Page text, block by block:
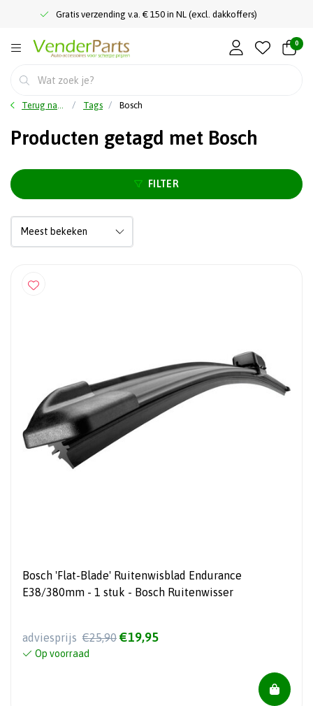
Gratis verzending v.a. € 150 in NL (excl. dakkoffers)
0
Terug naar home Tags Bosch
Producten getagd met Bosch
FILTER
Bosch 'Flat-Blade' Ruitenwisblad Endurance
E38/380mm - 1 stuk - Bosch Ruitenwisser
adviesprijs €25,90 €19,95
Op voorraad